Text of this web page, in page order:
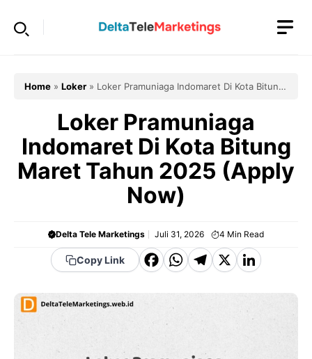
Home » Loker » Loker Pramuniaga Indomaret Di Kota Bitung
Loker Pramuniaga
Indomaret Di Kota Bitung
Maret Tahun 2025 (Apply
Now)
Delta Tele Marketings Juli 31, 2026 4 Min Read
Copy Link
F
e
W
a
t
T
g
r
X Li
k
e